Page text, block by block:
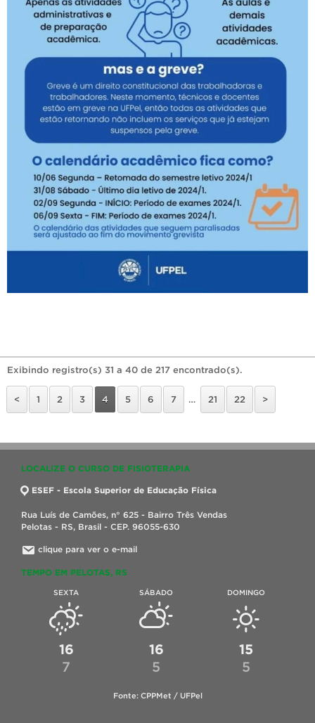
Exibindo registro(s) 31 a 40 de 217 encontrado(s).
< 1 2 3 4 5 6 7 … 21 22 >
LOCALIZE O CURSO DE FISIOTERAPIA
ESEF - Escola Superior de Educação Física
Rua Luís de Camões, n° 625 - Bairro Três Vendas
Pelotas - RS, Brasil - CEP. 96055-630
clique para ver o e-mail
TEMPO EM PELOTAS, RS
SEXTA
16
7
SÁBADO
16
5
DOMINGO
15
5
Fonte: CPPMet / UFPel